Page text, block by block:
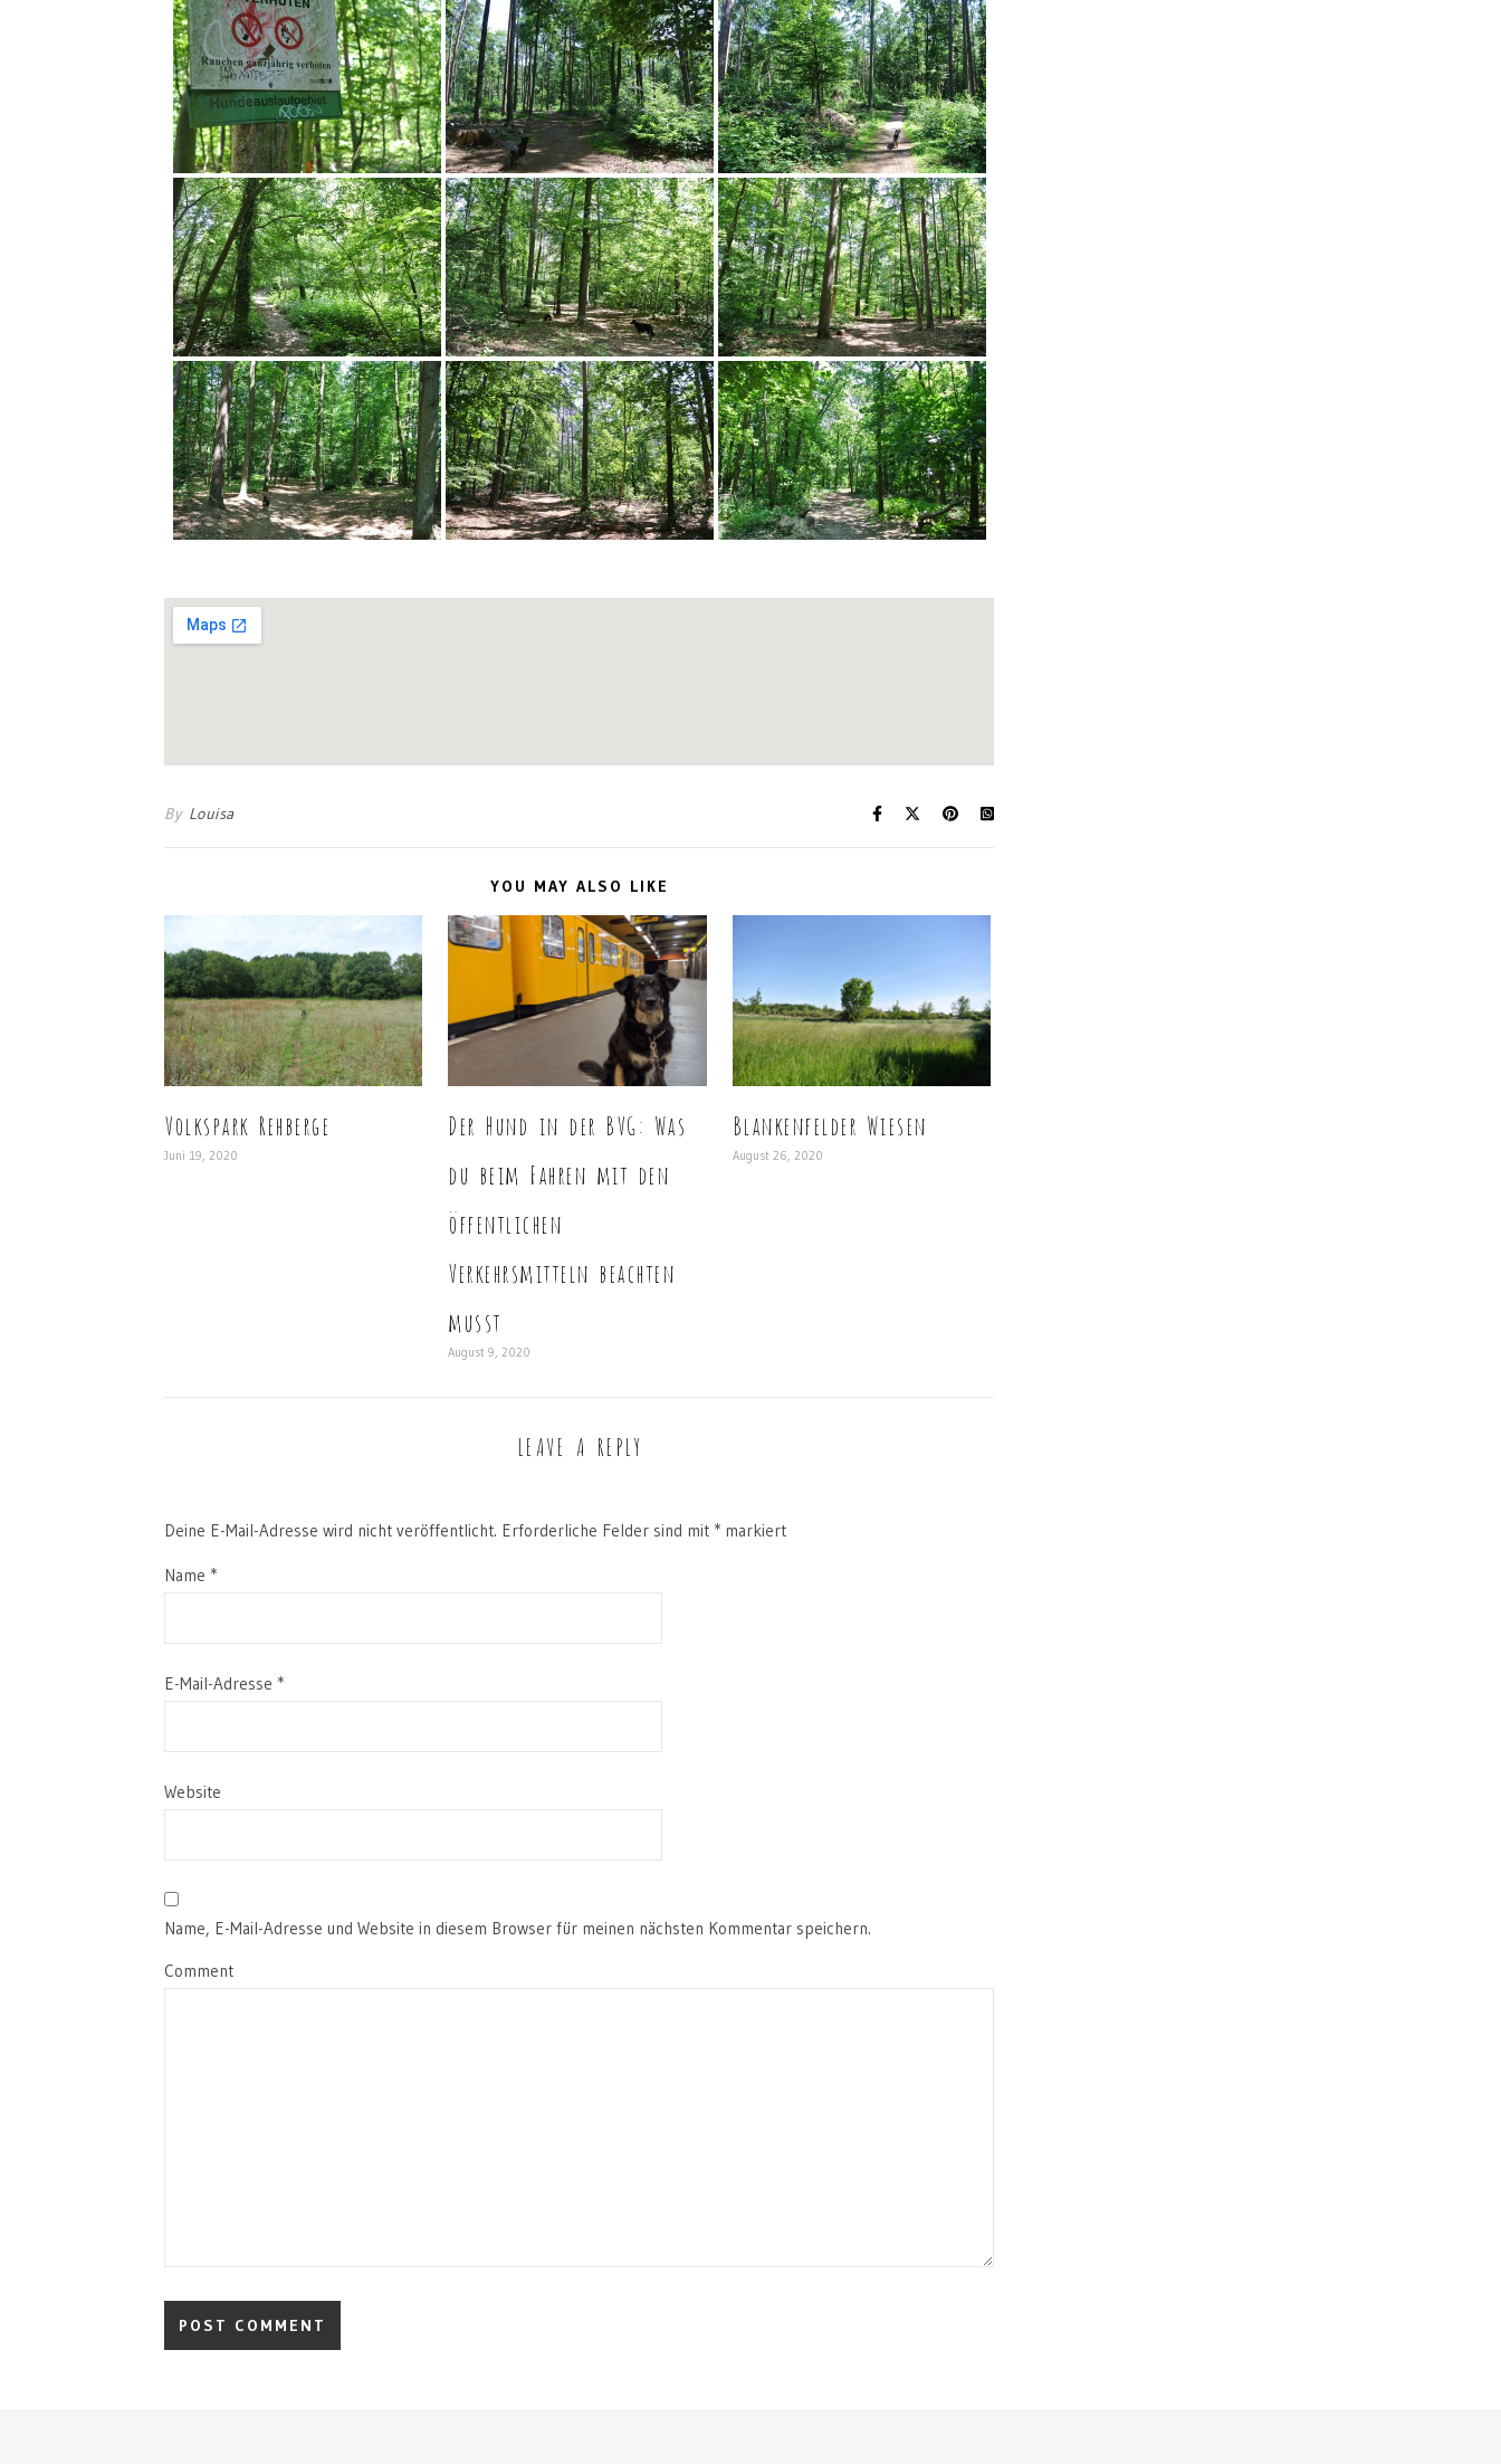
By Louisa
YOU MAY ALSO LIKE
Volkspark Rehberge
Juni 19, 2020
Der Hund in der BVG: Was
du beim Fahren mit den
öffentlichen
Verkehrsmitteln beachten
musst
August 9, 2020
Blankenfelder Wiesen
August 26, 2020
LEAVE A REPLY
Deine E-Mail-Adresse wird nicht veröffentlicht. Erforderliche Felder sind mit * markiert
Name *
E-Mail-Adresse *
Website
Name, E-Mail-Adresse und Website in diesem Browser für meinen nächsten Kommentar speichern.
Comment